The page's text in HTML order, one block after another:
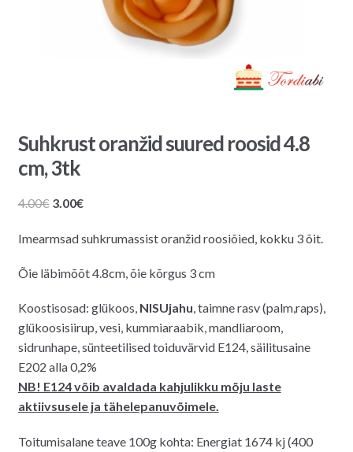
Suhkrust oranžid suured roosid 4.8
cm, 3tk
4.00€ Algne
oli:
3.00€Praegune
on:
Imearmsad suhkrumassist oranžid roosiõied, kokku 3 õit.
Õie läbimõõt 4.8cm, õie kõrgus 3 cm
Koostisosad: glükoos, NISUjahu, taimne rasv (palm,raps),
glükoosisiirup, vesi, kummiaraabik, mandliaroom,
sidrunhape, sünteetilised toiduvärvid E124, säilitusaine
E202 alla 0,2%
NB! E124 võib avaldada kahjulikku mõju laste
aktiivsusele ja tähelepanuvõimele.
Toitumisalane teave 100g kohta: Energiat 1674 kj (400